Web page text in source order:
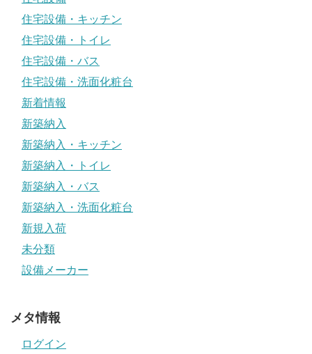
住宅設備・キッチン
住宅設備・トイレ
住宅設備・バス
住宅設備・洗面化粧台
新着情報
新築納入
新築納入・キッチン
新築納入・トイレ
新築納入・バス
新築納入・洗面化粧台
新規入荷
未分類
設備メーカー
メタ情報
ログイン